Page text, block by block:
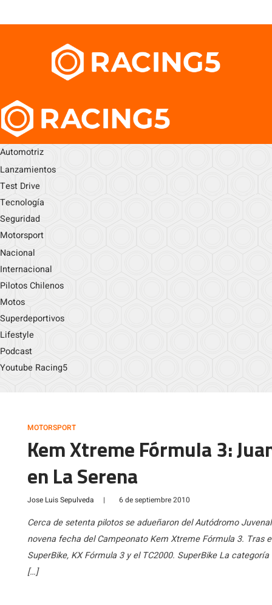
Automotriz
Lanzamientos
Test Drive
Tecnología
Seguridad
Motorsport
Nacional
Internacional
Pilotos Chilenos
Motos
Superdeportivos
Lifestyle
Podcast
Youtube Racing5
MOTORSPORT
Kem Xtreme Fórmula 3:
en La Serena
Jose Luis Sepulveda | 6 de septiembre 2010
Cerca de setenta pilotos se adueñaron del Autódromo
novena fecha del Campeonato Kem Xtreme Fórmula 3.
SuperBike, KX Fórmula 3 y el TC2000. SuperBike La
[…]